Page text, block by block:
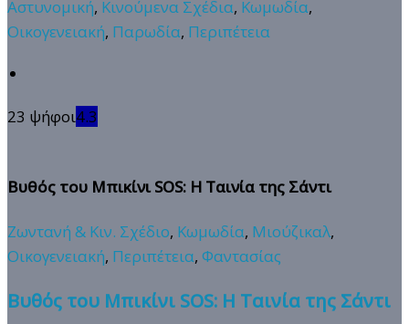
Αστυνομική, Κινούμενα Σχέδια, Κωμωδία,
Οικογενειακή, Παρωδία, Περιπέτεια
23 ψήφοι4.3
Βυθός του Μπικίνι SOS: Η Ταινία της Σάντι
Ζωντανή & Κιν. Σχέδιο, Κωμωδία, Μιούζικαλ,
Οικογενειακή, Περιπέτεια, Φαντασίας
Βυθός του Μπικίνι SOS: Η Ταινία της Σάντι